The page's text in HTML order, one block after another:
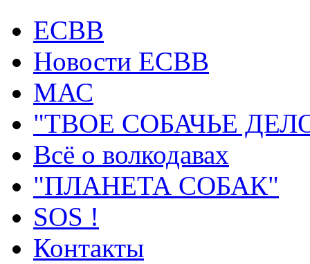
ECВB
Новости ЕСВВ
МАС
"ТВОЕ СОБАЧЬЕ
Всё о волкодавах
"ПЛАНЕТА СОБАК"
SOS !
Контакты